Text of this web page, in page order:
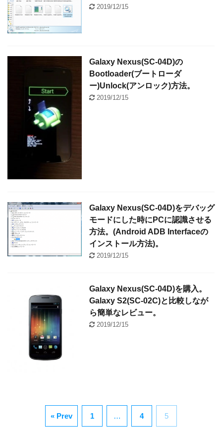
2019/12/15
Galaxy Nexus(SC-04D)の
Bootloader(ブートローダ
ー)Unlock(アンロック)方法。
2019/12/15
Galaxy Nexus(SC-04D)をデバッグ
モードにした時にPCに認識させる
方法。(Android ADB Interfaceの
インストール方法)。
2019/12/15
Galaxy Nexus(SC-04D)を購入。
Galaxy S2(SC-02C)と比較しなが
ら簡単なレビュー。
2019/12/15
« Prev 1 … 4 5